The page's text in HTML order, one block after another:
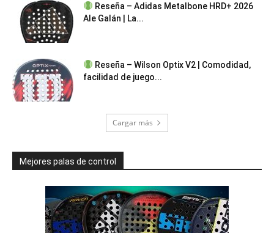
Reseña – Adidas Metalbone HRD+ 2026
Ale Galán | La...
Reseña – Wilson Optix V2 | Comodidad,
facilidad de juego...
Cargar más
Mejores palas de control